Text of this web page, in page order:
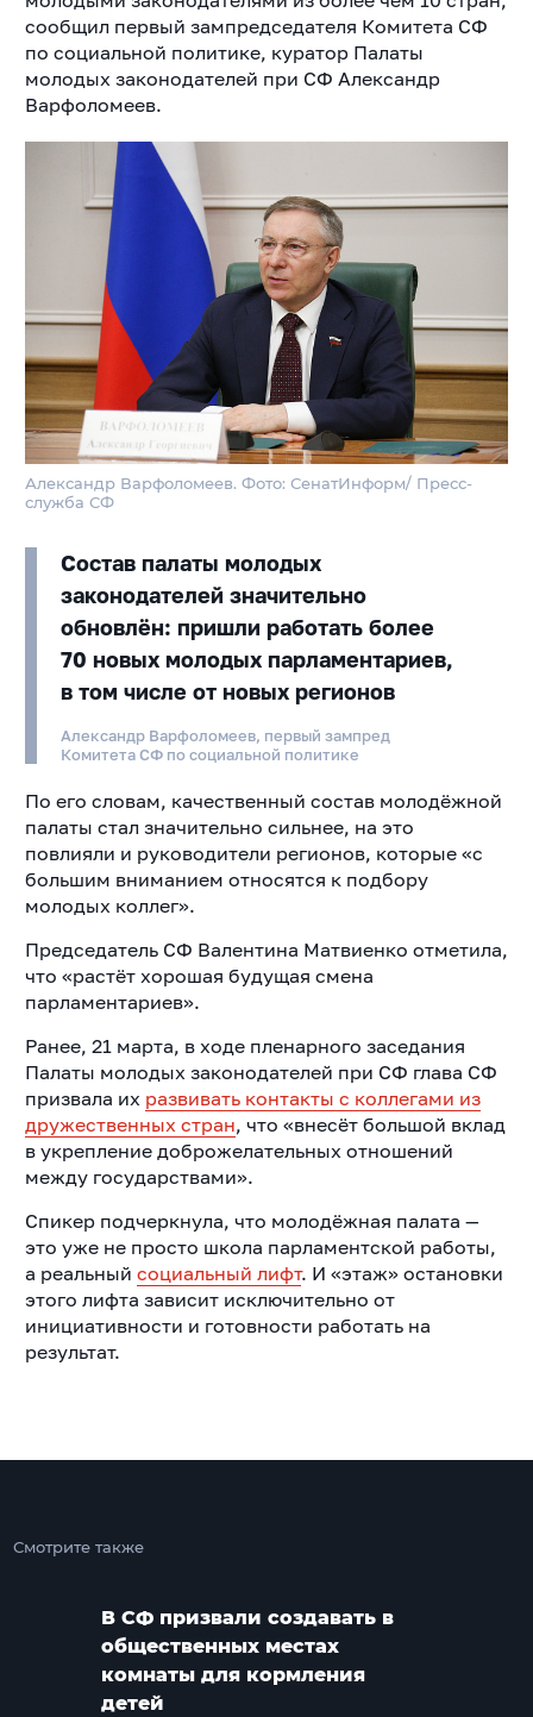
сообщил первый зампредседателя Комитета СФ
по социальной политике, куратор Палаты
молодых законодателей при СФ Александр
Варфоломеев.
Александр Варфоломеев. Фото: СенатИнформ/ Пресс-
служба СФ
Состав палаты молодых
законодателей значительно
обновлён: пришли работать более
70 новых молодых парламентариев,
в том числе от новых регионов
Александр Варфоломеев, первый зампред
Комитета СФ по социальной политике
По его словам, качественный состав молодёжной
палаты стал значительно сильнее, на это
повлияли и руководители регионов, которые «с
большим вниманием относятся к подбору
молодых коллег».
Председатель СФ Валентина Матвиенко отметила,
что «растёт хорошая будущая смена
парламентариев».
Ранее, 21 марта, в ходе пленарного заседания
Палаты молодых законодателей при СФ глава СФ
призвала их развивать контакты с коллегами из
дружественных стран, что «внесёт большой вклад
в укрепление доброжелательных отношений
между государствами».
Спикер подчеркнула, что молодёжная палата —
это уже не просто школа парламентской работы,
а реальный социальный лифт. И «этаж» остановки
этого лифта зависит исключительно от
инициативности и готовности работать на
результат.
Смотрите также
В СФ призвали создавать в
общественных местах
комнаты для кормления
детей